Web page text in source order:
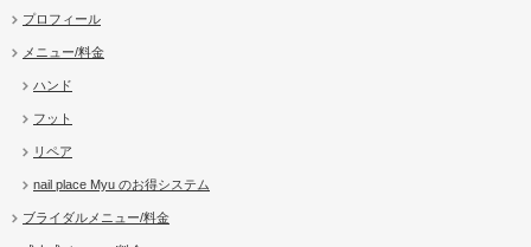
プロフィール
メニュー/料金
ハンド
フット
リペア
nail place Myu のお得システム
ブライダルメニュー/料金